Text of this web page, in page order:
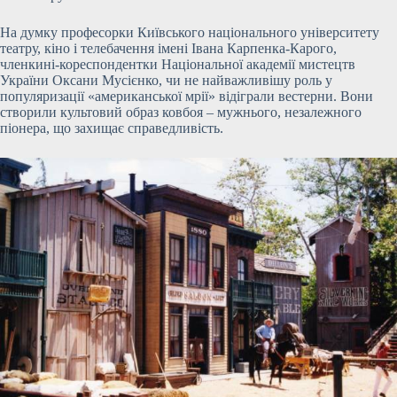
На думку професорки Київського національного університету
театру, кіно і телебачення імені Івана Карпенка-Карого,
членкині-кореспондентки Національної академії мистецтв
України Оксани Мусієнко, чи не найважливішу роль у
популяризації «американської мрії» відіграли вестерни. Вони
створили культовий образ ковбоя – мужнього, незалежного
піонера, що захищає справедливість.